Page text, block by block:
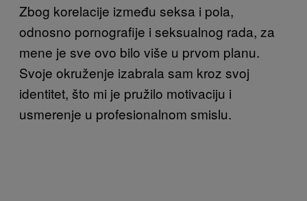
Zbog korelacije između seksa i pola,
odnosno pornografije i seksualnog rada, za
mene je sve ovo bilo više u prvom planu.
Svoje okruženje izabrala sam kroz svoj
identitet, što mi je pružilo motivaciju i
usmerenje u profesionalnom smislu.